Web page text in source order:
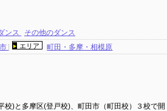
ンス その他のダンス
エリア 町田・多摩・相模原
)と多摩区(登戸校)、町田市（町田校）３校で開